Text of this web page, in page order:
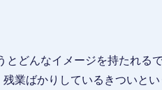
とどんなイメージを持たれる
業ばかりしているきついと